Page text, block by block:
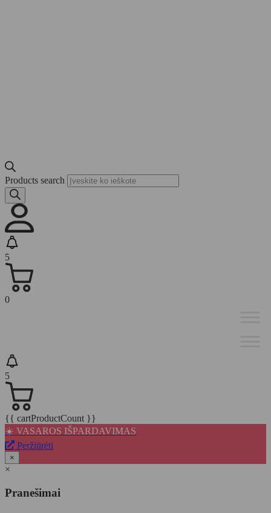
Products search
5
0
5
{{ cartProductCount }}
☀️ VASAROS IŠPARDAVIMAS
Peržiūrėti
×
×
Pranešimai